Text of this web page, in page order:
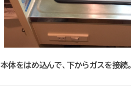
本体をはめ込んで、下からガスを接続。